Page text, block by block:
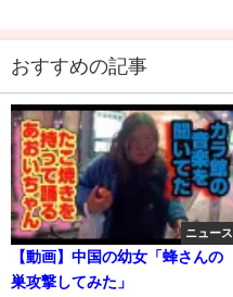
おすすめの記事
ニュース
【動画】中国の幼女「蜂さんの
巣攻撃してみた」